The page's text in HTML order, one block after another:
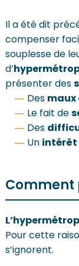
Il a été dit
compenser
souplesse de
d’
présenter des
Des maux
Le fait de
Des
Un intérêt
Comment
Pour cette
s’ignorent.